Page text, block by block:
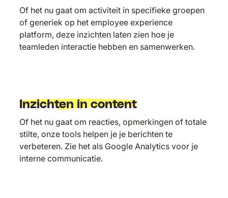
Of het nu gaat om activiteit in specifieke groepen
of generiek op het employee experience
platform, deze inzichten laten zien hoe je
teamleden interactie hebben en samenwerken.
Inzichten in content
Of het nu gaat om reacties, opmerkingen of totale
stilte, onze tools helpen je je berichten te
verbeteren. Zie het als Google Analytics voor je
interne communicatie.